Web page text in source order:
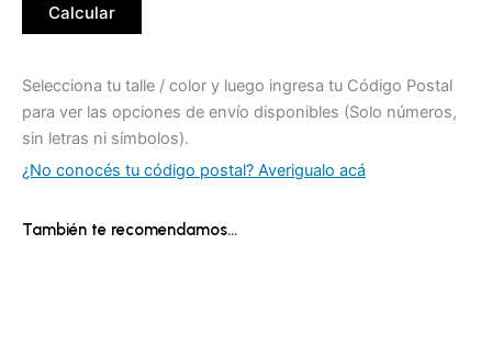
Calcular
Selecciona tu talle / color y luego ingresa tu Código Postal
para ver las opciones de envío disponibles (Solo números,
sin letras ni símbolos).
¿No conocés tu código postal? Averigualo acá
También te recomendamos…